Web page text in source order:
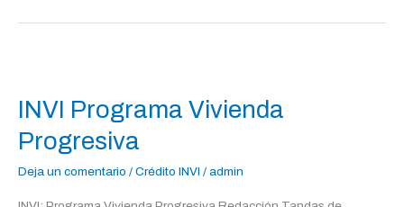
INVI Programa Vivienda
Progresiva
Deja un comentario / Crédito INVI / admin
Vivienda
Progresiva